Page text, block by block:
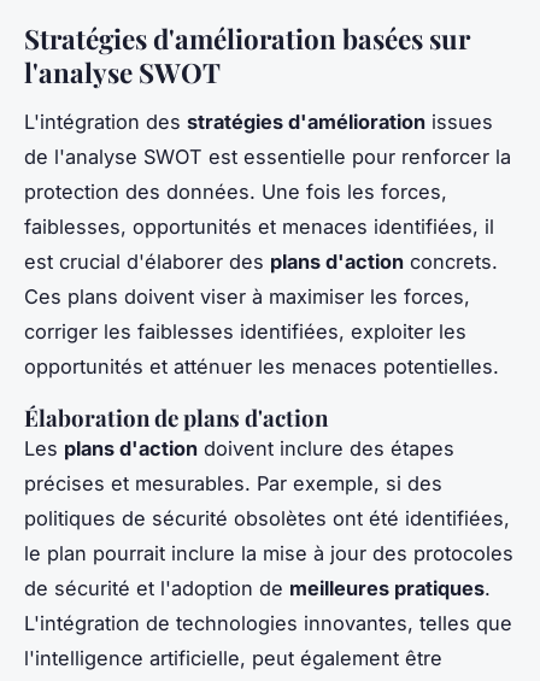
Stratégies d'amélioration basées sur
l'analyse SWOT
L'intégration des stratégies d'amélioration issues
de l'analyse SWOT est essentielle pour renforcer la
protection des données. Une fois les forces,
faiblesses, opportunités et menaces identifiées, il
est crucial d'élaborer des plans d'action concrets.
Ces plans doivent viser à maximiser les forces,
corriger les faiblesses identifiées, exploiter les
opportunités et atténuer les menaces potentielles.
Élaboration de plans d'action
Les plans d'action doivent inclure des étapes
précises et mesurables. Par exemple, si des
politiques de sécurité obsolètes ont été identifiées,
le plan pourrait inclure la mise à jour des protocoles
de sécurité et l'adoption de meilleures pratiques.
L'intégration de technologies innovantes, telles que
l'intelligence artificielle, peut également être